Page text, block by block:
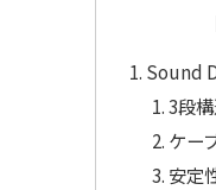
Sound
3段
ケー
安定